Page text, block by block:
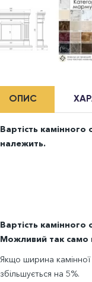
ОПИС
Вартість
належить.
Вартість
Можливий так само
Якщо ширина камінної
збільшується на 5%.